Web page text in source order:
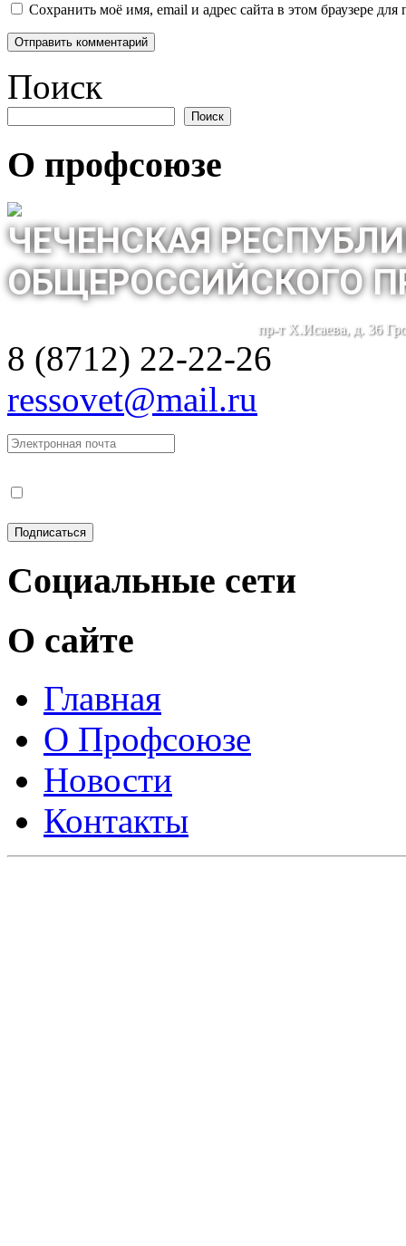
Сохранить моё имя, email и адрес сайта в этом браузере
Поиск
Поиск
О профсоюзе
ЧЕЧЕНСКАЯ
ОБЩЕРОССИЙСКОГО
пр-т Х.Исаева, д. 36
8 (8712) 22-22-26
ressovet@mail.ru
Социальные сети
О сайте
Главная
О Профсоюзе
Новости
Контакты